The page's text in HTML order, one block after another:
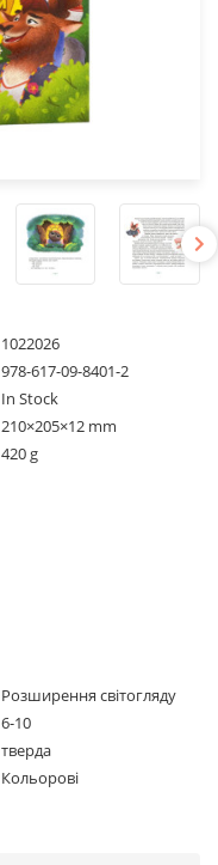
1022026
978-617-09-8401-2
In Stock
210×205×12 mm
420 g
Розширення світогляду
6-10
тверда
Кольорові